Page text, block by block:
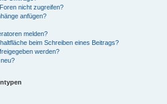
nicht zugreifen?
anfügen?
melden?
beim Schreiben eines Beitrags?
werden?